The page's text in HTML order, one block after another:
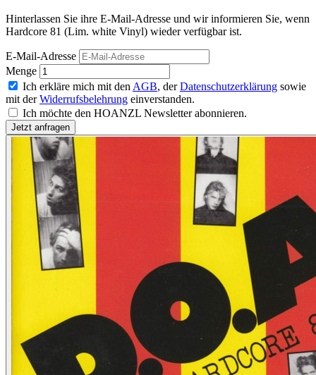
Hinterlassen Sie ihre E-Mail-Adresse und wir informieren Sie, wenn
Hardcore 81 (Lim. white Vinyl) wieder verfügbar ist.
E-Mail-Adresse
Menge
Ich erkläre mich mit den AGB, derDatenschutzerklärung sowie
mit derWiderrufsbelehrung einverstanden.
Ich möchte den HOANZL Newsletter abonnieren.